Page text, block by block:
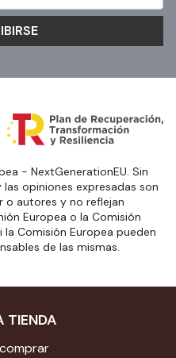
- NextGenerationEU. Sin
opiniones expresadas son
o autores y no reflejan
Europea o la Comisión
la Comisión Europea pueden
de las mismas.
TIENDA